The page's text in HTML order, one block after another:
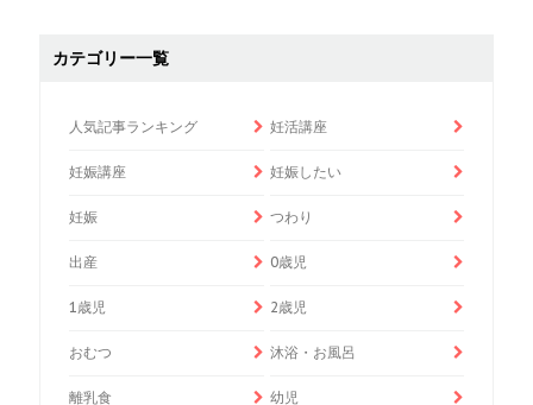
カテゴリー一覧
人気記事ランキング 妊活講座
妊娠講座 妊娠したい
妊娠 つわり
出産 0歳児
1歳児 2歳児
おむつ 沐浴・お風呂
離乳食 幼児